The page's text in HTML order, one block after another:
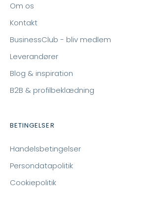
Om os
Kontakt
BusinessClub - bliv medlem
Leverandører
Blog & inspiration
B2B & profilbeklædning
BETINGELSER
Handelsbetingelser
Persondatapolitik
Cookiepolitik